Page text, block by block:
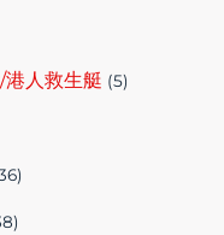
人救生艇 (5)